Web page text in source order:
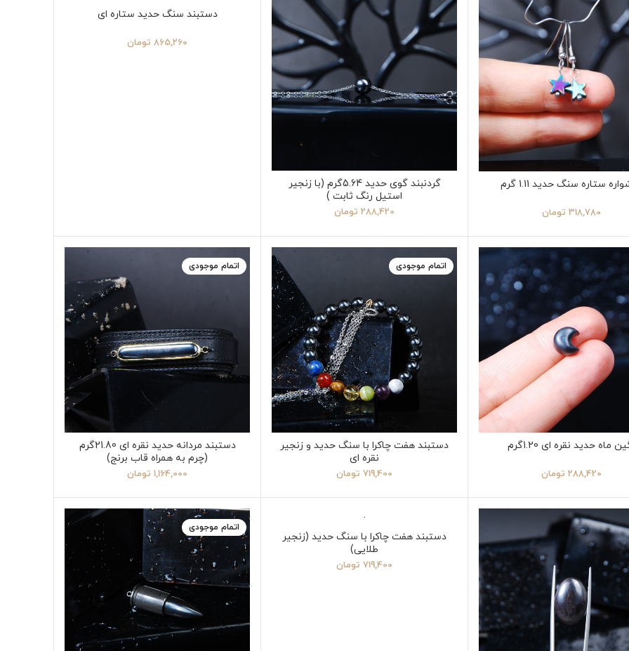
ستاره سنگ حدید 1.11 گرم
318,780 تومان
گردنبند گوی حدید 5.64گرم (با زنجیر
استیل رنگ ثابت )
288,420 تومان
دستبند سنگ حدید ستاره ای
865,260 تومان
ماه حدید نقره ای 1.20گرم
288,420 تومان
اتمام موجودی
دستبند هفت چاکرا با سنگ حدید و زنجیر
نقره ای
719,400 تومان
اتمام موجودی
دستبند مردانه حدید نقره ای 21.80گرم
(چرم به همراه قاب برنج)
1,164,000 تومان
دستبند هفت چاکرا با سنگ حدید (زنجیر
طلایی)
719,400 تومان
اتمام موجودی